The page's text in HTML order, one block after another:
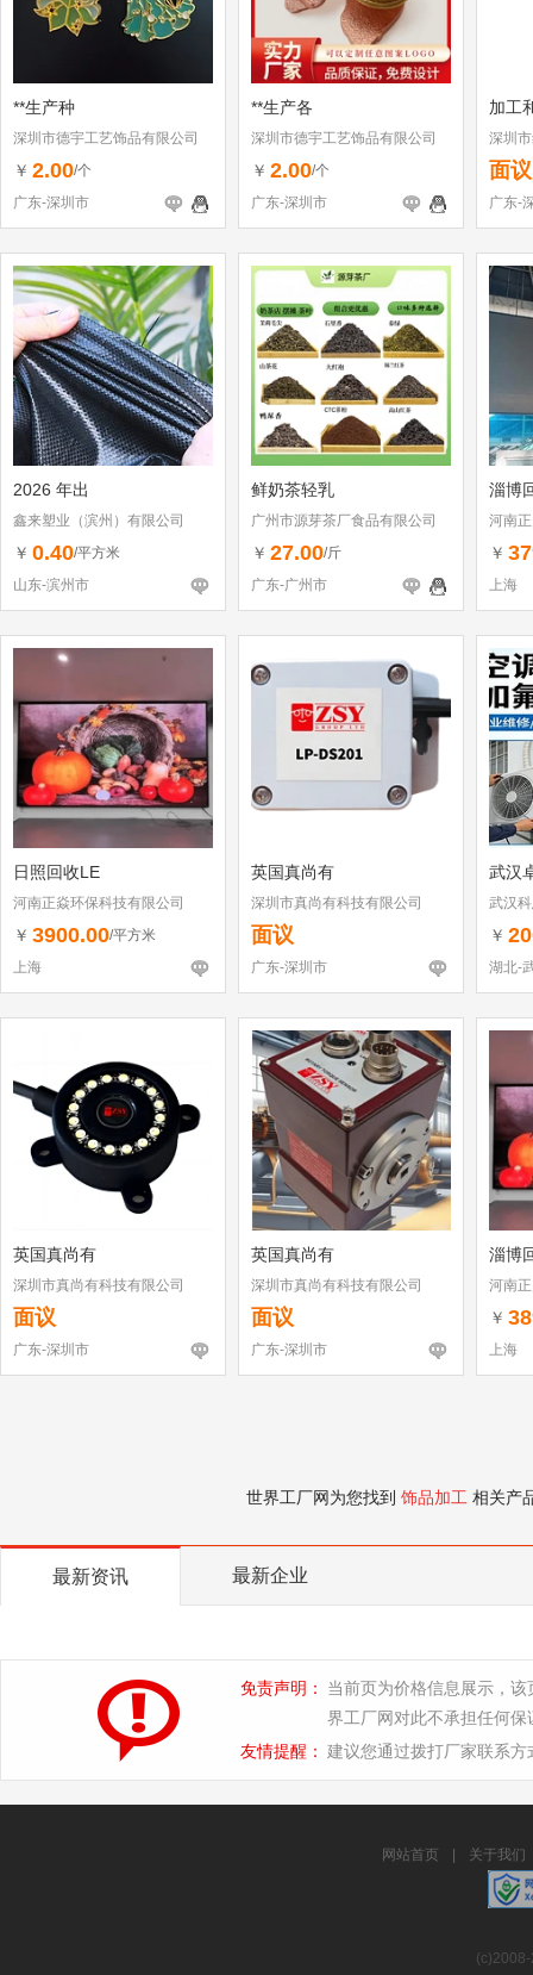
**生产种
深圳市德宇工艺饰品有限公司
￥ 2.00/个
广东-深圳市
**生产各
深圳市德宇工艺饰品有限公司
￥ 2.00/个
广东-深圳市
加工
深圳
面议
广东-
2026 年出
鑫来塑业（滨州）有限公司
￥ 0.40/平方米
山东-滨州市
鲜奶茶轻乳
广州市源芽茶厂食品有限公司
￥ 27.00/斤
广东-广州市
淄博
河南
￥
上海
日照回收LE
河南正焱环保科技有限公司
￥ 3900.00/平方米
上海
英国真尚有
深圳市真尚有科技有限公司
面议
广东-深圳市
武汉
武汉
￥
湖北-
英国真尚有
深圳市真尚有科技有限公司
面议
广东-深圳市
英国真尚有
深圳市真尚有科技有限公司
面议
广东-深圳市
淄博
河南
￥
上海
世界工厂网为您找到 饰品加工 相关产
最新资讯 最新企业
免责声明：
当前页为价格信息展示，
界工厂网对此不承担任何保
友情提醒： 建议您通过拨打厂家联系
网站首页 关于我们